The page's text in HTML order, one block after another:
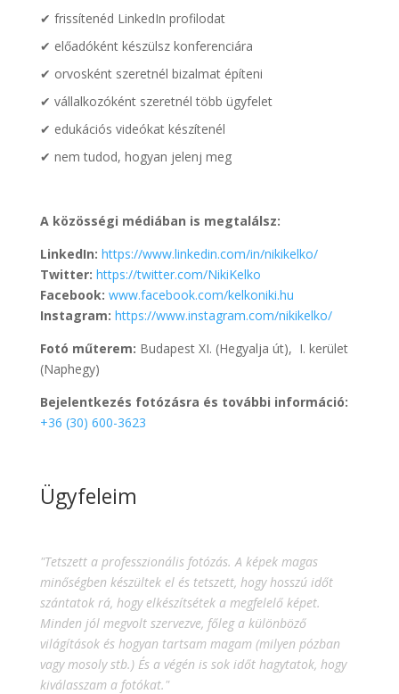
✔ frissítenéd LinkedIn profilodat
✔ előadóként készülsz konferenciára
✔ orvosként szeretnél bizalmat építeni
✔ vállalkozóként szeretnél több ügyfelet
✔ edukációs videókat készítenél
✔ nem tudod, hogyan jelenj meg
A közösségi médiában is megtalálsz:
LinkedIn: https://www.linkedin.com/in/nikikelko/
Twitter: https://twitter.com/NikiKelko
Facebook: www.facebook.com/kelkoniki.hu
Instagram: https://www.instagram.com/nikikelko/
Fotó műterem: Budapest XI. (Hegyalja út), I. kerület
(Naphegy)
Bejelentkezés fotózásra és további információ:
+36 (30) 600-3623
Ügyfeleim
"Tetszett a professzionális fotózás. A képek magas
minőségben készültek el és tetszett, hogy hosszú időt
szántatok rá, hogy elkészítsétek a megfelelő képet.
Minden jól megvolt szervezve, főleg a különböző
világítások és hogyan tartsam magam (milyen pózban
vagy mosoly stb.) És a végén is sok időt hagytatok, hogy
kiválasszam a fotókat."